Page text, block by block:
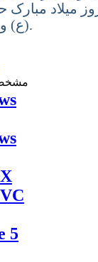
میلاد
(ع) و روز پدر خبر داد.
5